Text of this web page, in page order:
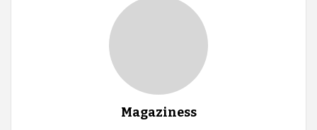
Magaziness